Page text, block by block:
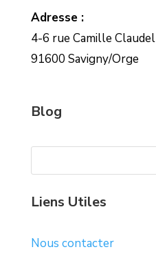
Adresse :
4-6 rue Camille Claudel
91600 Savigny/Orge
Blog
Liens Utiles
Nous contacter